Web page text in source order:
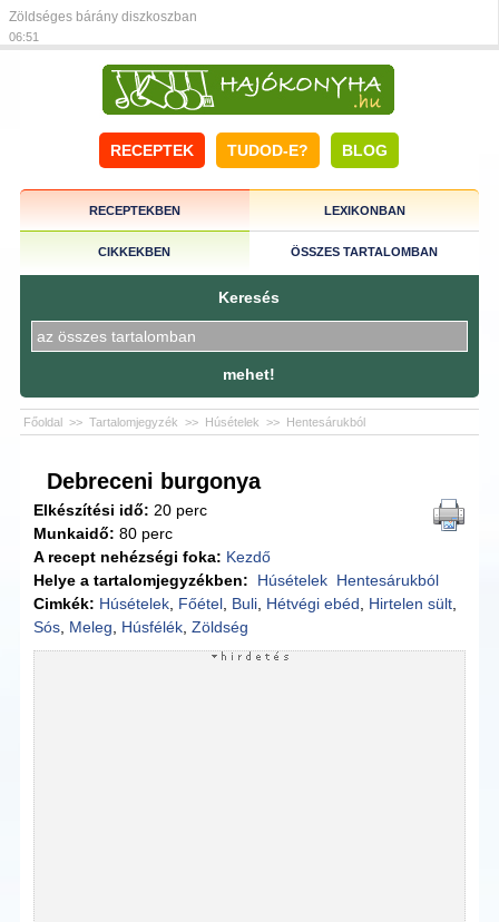
Zöldséges bárány diszkoszban
06:51
RECEPTEK TUDOD-E? BLOG
RECEPTEKBEN LEXIKONBAN
CIKKEKBEN ÖSSZES TARTALOMBAN
Keresés
mehet!
Főoldal >> Tartalomjegyzék >> Húsételek >> Hentesárukból
Debreceni burgonya
Elkészítési idő: 20 perc
Munkaidő: 80 perc
A recept nehézségi foka: Kezdő
Helye a tartalomjegyzékben:
Húsételek Hentesárukból
Cimkék: Húsételek Főétel Buli Hétvégi ebéd Hirtelen sült
Sós Meleg Húsfélék ,Zöldség